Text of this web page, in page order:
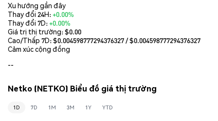
Xu hướng gần đây
Thay đổi 24H:+0.00%
Thay đổi 7D:+0.00%
Giá trị thị trường:$0.00
Cao/Thấp 7D: $0.004598777294376327/ $0.004598777294376327
Cảm xúc cộng đồng
--
Netko (NETKO) Biểu đồ giá thị trường
1D 7D 1M 3M 1Y YTD